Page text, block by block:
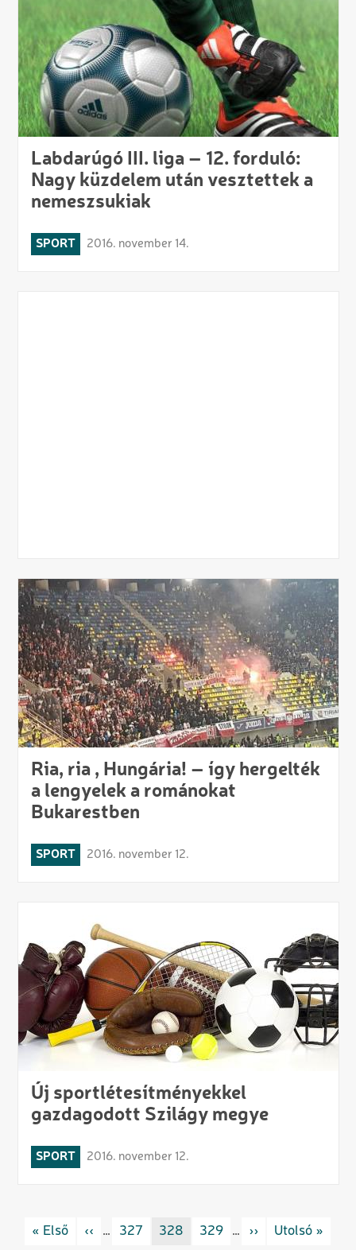
Labdarúgó III. liga – 12. forduló:
Nagy küzdelem után vesztettek a
nemeszsukiak
SPORT 2016. november 14.
Ria, ria , Hungária! – így hergelték
a lengyelek a románokat
Bukarestben
SPORT 2016. november 12.
Új sportlétesítményekkel
gazdagodott Szilágy megye
SPORT 2016. november 12.
Oldalszámozás
Első oldal
« Első Előző oldal
‹‹ … Rovat/cimke
327 Rovat/cimke
328 Rovat/cimke
329 … Következő oldal
›› Utolsó oldal
Utolsó »